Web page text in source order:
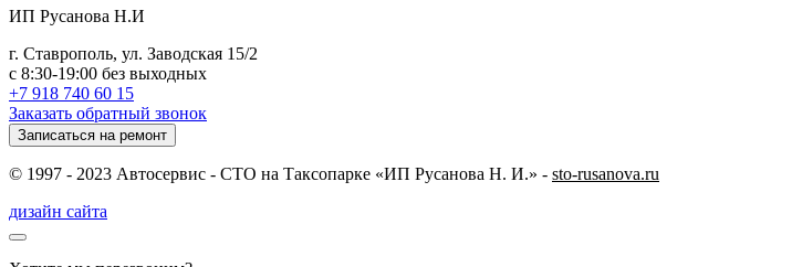
ИП Русанова Н.И
г. Ставрополь, ул. Заводская 15/2
с 8:30-19:00 без выходных
+7 918 740 60 15
Заказать обратный звонок
Записаться на ремонт
© 1997 - 2023 Автосервис - СТО на Таксопарке «ИП Русанова Н. И.» - sto-rusanova.ru
дизайн сайта